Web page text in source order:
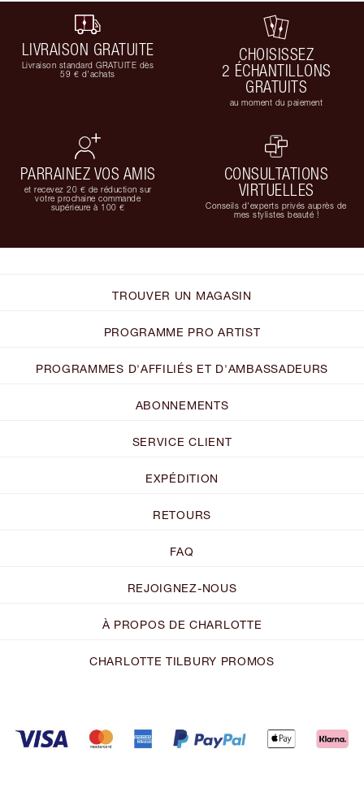
LIVRAISON GRATUITE
Livraison standard GRATUITE dès
59 € d'achats
CHOISISSEZ
2 ÉCHANTILLONS
GRATUITS
au moment du paiement
PARRAINEZ VOS AMIS
et recevez 20 € de réduction sur
votre prochaine commande
supérieure à 100 €
CONSULTATIONS
VIRTUELLES
Conseils d'experts privés auprès de
mes stylistes beauté !
TROUVER UN MAGASIN
PROGRAMME PRO ARTIST
PROGRAMMES D'AFFILIÉS ET D'AMBASSADEURS
ABONNEMENTS
SERVICE CLIENT
EXPÉDITION
RETOURS
FAQ
REJOIGNEZ-NOUS
À PROPOS DE CHARLOTTE
CHARLOTTE TILBURY PROMOS